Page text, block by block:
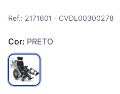
Ref.: 2171601 - CVDL00300278
Cor: PRETO